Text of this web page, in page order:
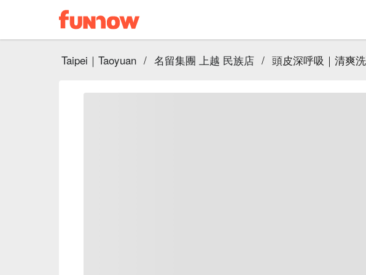
Taipei｜Taoyuan / 名留集團 上越 民族店 / 頭皮深呼吸｜清爽